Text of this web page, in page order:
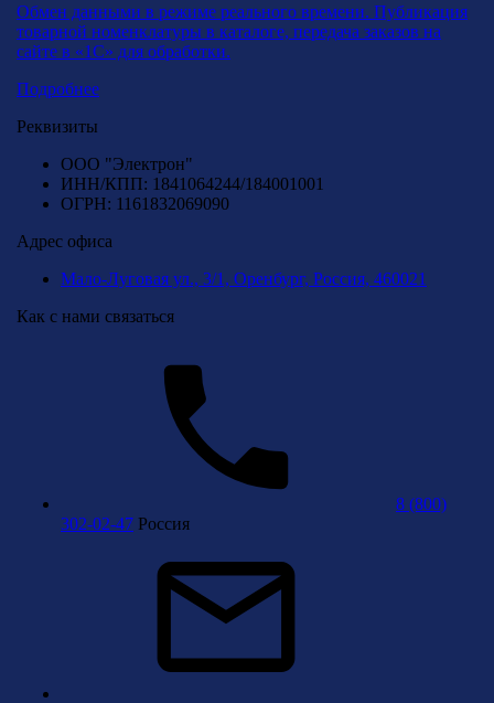
Обмен данными в режиме реального времени. Публикация
товарной номенклатуры в каталоге, передача заказов на
сайте в «1С» для обработки.
Подробнее
Как с нами связаться
8 (800)
302-02-47 Россия
Реквизиты
ООО "Электрон"
ИНН/КПП: 1841064244/184001001
ОГРН: 1161832069090
Адрес офиса
Мало-Луговая ул., 3/1, Оренбург, Россия, 460021